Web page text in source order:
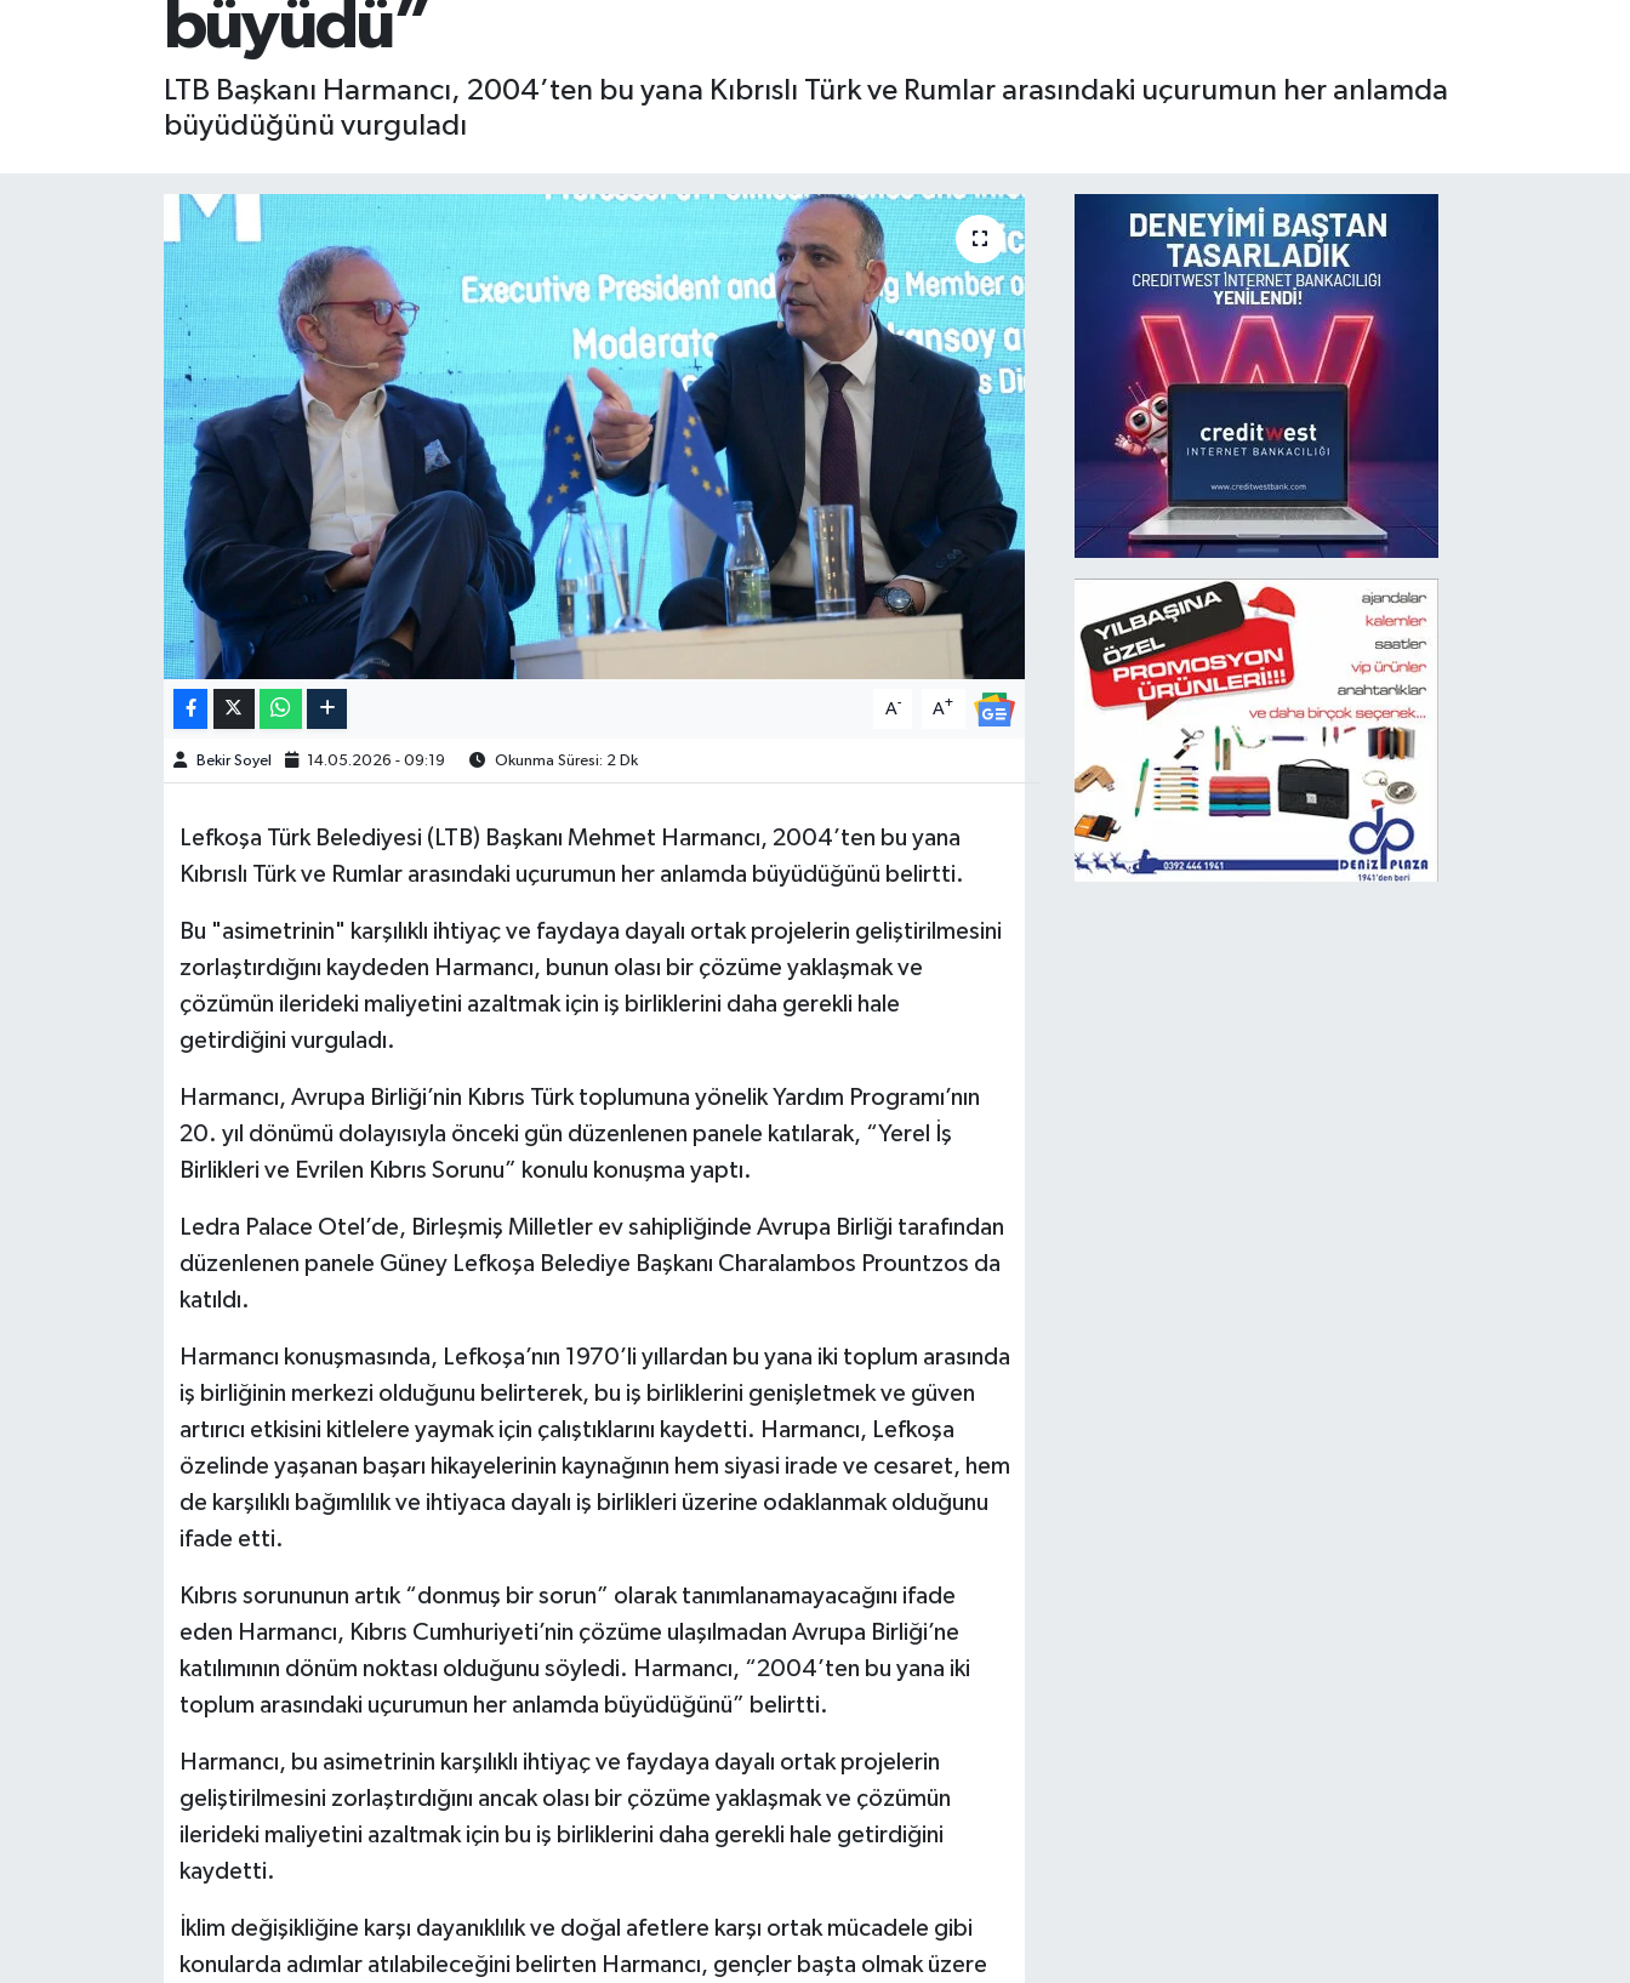
büyüdü”
LTB Başkanı Harmancı, 2004’ten bu yana Kıbrıslı Türk ve Rumlar arasındaki uçurumun her anlamda
büyüdüğünü vurguladı
A- A+
Bekir Soyel 14.05.2026 - 09:19 Okunma Süresi: 2 Dk
Lefkoşa Türk Belediyesi (LTB) Başkanı Mehmet Harmancı, 2004’ten bu yana
Kıbrıslı Türk ve Rumlar arasındaki uçurumun her anlamda büyüdüğünü belirtti.
Bu "asimetrinin" karşılıklı ihtiyaç ve faydaya dayalı ortak projelerin geliştirilmesini
zorlaştırdığını kaydeden Harmancı, bunun olası bir çözüme yaklaşmak ve
çözümün ilerideki maliyetini azaltmak için iş birliklerini daha gerekli hale
getirdiğini vurguladı.
Harmancı, Avrupa Birliği’nin Kıbrıs Türk toplumuna yönelik Yardım Programı’nın
20. yıl dönümü dolayısıyla önceki gün düzenlenen panele katılarak, “Yerel İş
Birlikleri ve Evrilen Kıbrıs Sorunu” konulu konuşma yaptı.
Ledra Palace Otel’de, Birleşmiş Milletler ev sahipliğinde Avrupa Birliği tarafından
düzenlenen panele Güney Lefkoşa Belediye Başkanı Charalambos Prountzos da
katıldı.
Harmancı konuşmasında, Lefkoşa’nın 1970’li yıllardan bu yana iki toplum arasında
iş birliğinin merkezi olduğunu belirterek, bu iş birliklerini genişletmek ve güven
artırıcı etkisini kitlelere yaymak için çalıştıklarını kaydetti. Harmancı, Lefkoşa
özelinde yaşanan başarı hikayelerinin kaynağının hem siyasi irade ve cesaret, hem
de karşılıklı bağımlılık ve ihtiyaca dayalı iş birlikleri üzerine odaklanmak olduğunu
ifade etti.
Kıbrıs sorununun artık “donmuş bir sorun” olarak tanımlanamayacağını ifade
eden Harmancı, Kıbrıs Cumhuriyeti’nin çözüme ulaşılmadan Avrupa Birliği’ne
katılımının dönüm noktası olduğunu söyledi. Harmancı, “2004’ten bu yana iki
toplum arasındaki uçurumun her anlamda büyüdüğünü” belirtti.
Harmancı, bu asimetrinin karşılıklı ihtiyaç ve faydaya dayalı ortak projelerin
geliştirilmesini zorlaştırdığını ancak olası bir çözüme yaklaşmak ve çözümün
ilerideki maliyetini azaltmak için bu iş birliklerini daha gerekli hale getirdiğini
kaydetti.
İklim değişikliğine karşı dayanıklılık ve doğal afetlere karşı ortak mücadele gibi
konularda adımlar atılabileceğini belirten Harmancı, gençler başta olmak üzere